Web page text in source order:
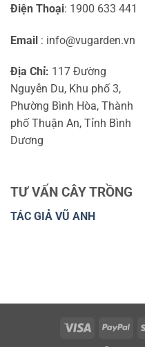
Điện Thoại: 1900 633 441
Email : info@vugarden.vn
Địa Chỉ: 117 Đường
Nguyễn Du, Khu phố 3,
Phường Bình Hòa, Thành
phố Thuận An, Tỉnh Bình
Dương
TƯ VẤN CÂY TRỒNG
TÁC GIẢ VŨ ANH
Visa